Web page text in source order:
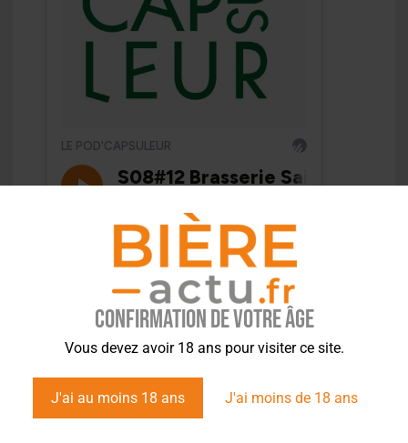
Confirmation de votre âge
Vous devez avoir 18 ans pour visiter ce site.
J'ai au moins 18 ans J'ai moins de 18 ans